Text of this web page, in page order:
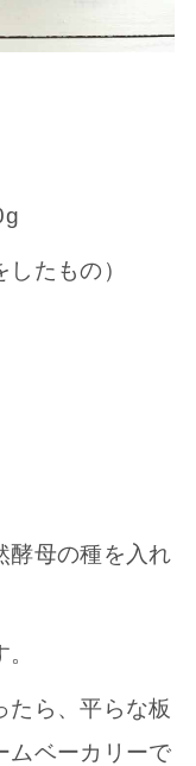
したもの）
酵母の種を入れ
たら、平らな板
ムベーカリーで